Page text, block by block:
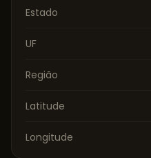
Estado
UF
Região
Latitude
Longitude